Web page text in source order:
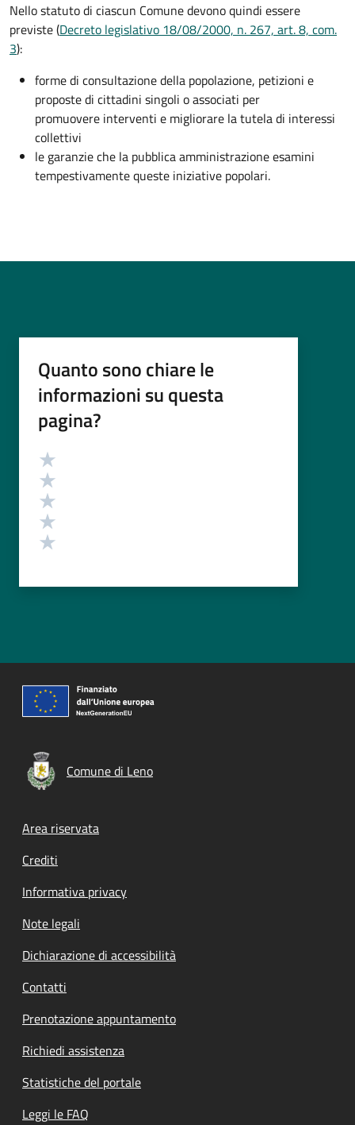
Nello statuto di ciascun Comune devono quindi essere
previste (Decreto legislativo 18/08/2000, n. 267, art. 8, com.
3):
forme di consultazione della popolazione, petizioni e
proposte di cittadini singoli o associati per
promuovere interventi e migliorare la tutela di interessi
collettivi
le garanzie che la pubblica amministrazione esamini
tempestivamente queste iniziative popolari.
Quanto sono chiare le
informazioni su questa
pagina?
Valutazione
Comune di Leno
Footer menu
Area riservata
Crediti
Informativa privacy
Note legali
Dichiarazione di accessibilità
Contatti
Prenotazione appuntamento
Richiedi assistenza
Statistiche del portale
Leggi le FAQ